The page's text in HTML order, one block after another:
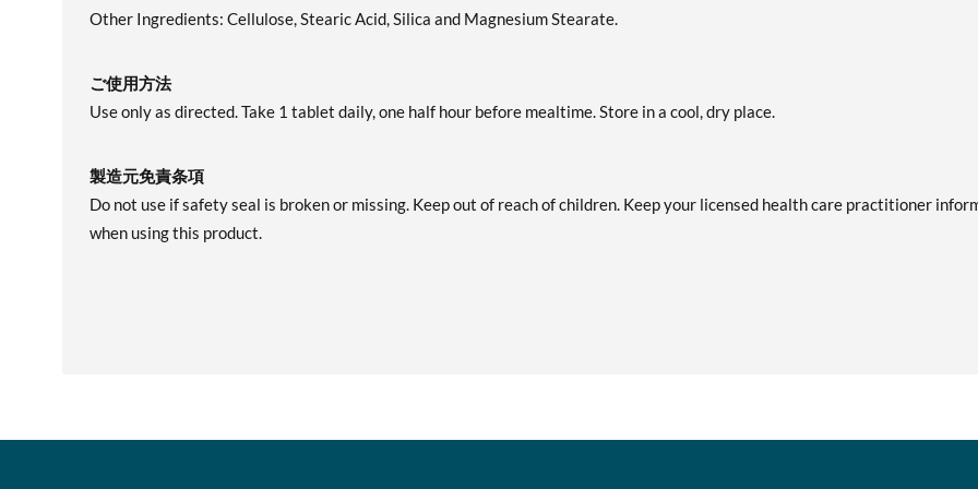
Other Ingredients: Cellulose, Stearic Acid, Silica and Magnesium Stearate.
ご使用方法
Use only as directed. Take 1 tablet daily, one half hour before mealtime. Store in a cool, dry place.
製造元免責条項
Do not use if safety seal is broken or missing. Keep out of reach of children. Keep your licensed health care practitioner
when using this product.